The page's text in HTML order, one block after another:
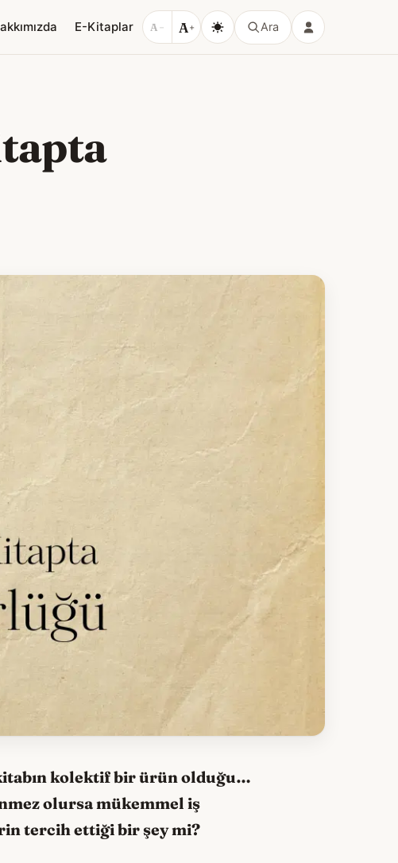
E-Kitaplar A − A+ Ara
kolektif bir ürün olduğu…
olursa mükemmel iş
tercih ettiği bir şey mi?